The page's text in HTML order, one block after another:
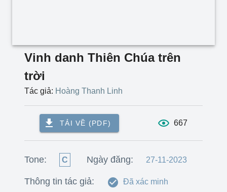
Vinh danh Thiên Chúa trên
trời
Tác giả: Hoàng Thanh Linh
TẢI VỀ (PDF) 667
Tone: C Ngày đăng: 27-11-2023
Thông tin tác giả: Đã xác minh